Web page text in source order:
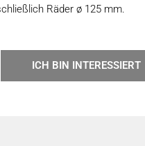
Räder ø 125 mm.
ICH BIN INTERESSIERT